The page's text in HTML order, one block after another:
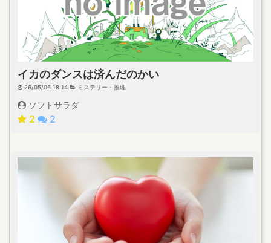
イカのダンスは済んだのかい
26/05/06 18:14 ミステリー・推理
ソフトサラダ
2 2